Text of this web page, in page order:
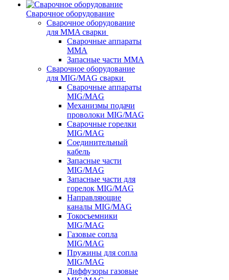
Сварочное оборудование
Сварочное оборудование
для MMA сварки
Сварочные аппараты
MMA
Запасные части MMA
Сварочное оборудование
для MIG/MAG сварки
Сварочные аппараты
MIG/MAG
Механизмы подачи
проволоки MIG/MAG
Сварочные горелки
MIG/MAG
Соединительный
кабель
Запасные части
MIG/MAG
Запасные части для
горелок MIG/MAG
Направляющие
каналы MIG/MAG
Токосъемники
MIG/MAG
Газовые сопла
MIG/MAG
Пружины для сопла
MIG/MAG
Диффузоры газовые